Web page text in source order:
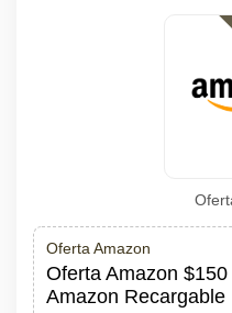
Oferta Amazon
Oferta Amazon
Amazon Recargable